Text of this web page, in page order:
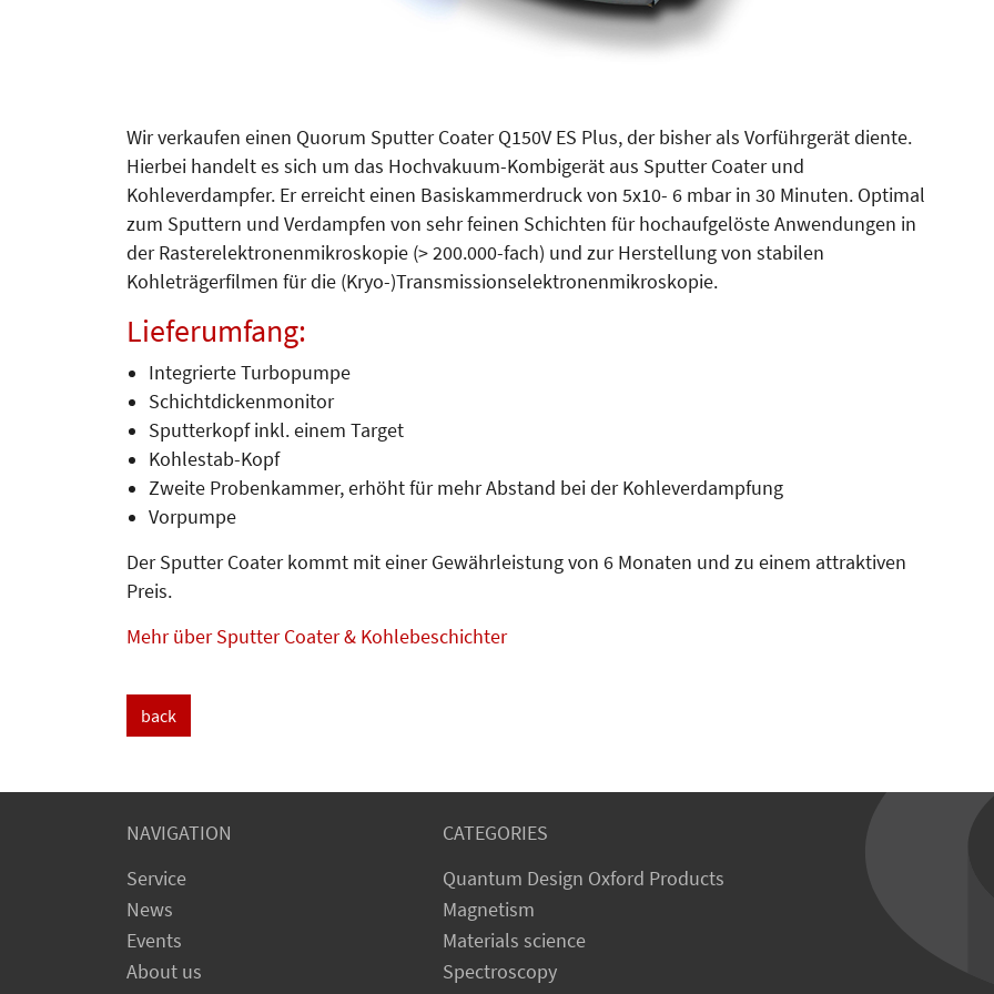
Wir verkaufen einen Quorum Sputter Coater Q150V ES Plus, der bisher als Vorführgerät diente.
Hierbei handelt es sich um das Hochvakuum-Kombigerät aus Sputter Coater und
Kohleverdampfer. Er erreicht einen Basiskammerdruck von 5x10- 6 mbar in 30 Minuten. Optimal
zum Sputtern und Verdampfen von sehr feinen Schichten für hochaufgelöste Anwendungen in
der Rasterelektronenmikroskopie (> 200.000-fach) und zur Herstellung von stabilen
Kohleträgerfilmen für die (Kryo-)Transmissionselektronenmikroskopie.
Lieferumfang:
Integrierte Turbopumpe
Schichtdickenmonitor
Sputterkopf inkl. einem Target
Kohlestab-Kopf
Zweite Probenkammer, erhöht für mehr Abstand bei der Kohleverdampfung
Vorpumpe
Der Sputter Coater kommt mit einer Gewährleistung von 6 Monaten und zu einem attraktiven
Preis.
Mehr über Sputter Coater & Kohlebeschichter
back
NAVIGATION
Service
News
Events
About us
CATEGORIES
Quantum Design Oxford Products
Magnetism
Materials science
Spectroscopy